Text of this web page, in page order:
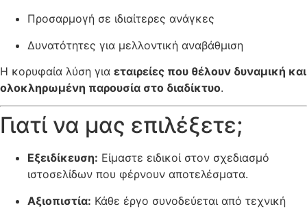
Προσαρμογή σε ιδιαίτερες ανάγκες
Δυνατότητες για μελλοντική αναβάθμιση
Η κορυφαία λύση για εταιρείες που θέλουν δυναμική και
ολοκληρωμένη παρουσία στο διαδίκτυο.
Γιατί να μας επιλέξετε;
Εξειδίκευση: Είμαστε ειδικοί στον σχεδιασμό
ιστοσελίδων που φέρνουν αποτελέσματα.
Αξιοπιστία: Κάθε έργο συνοδεύεται από τεχνική